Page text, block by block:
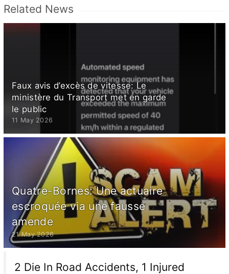
Related News
Faux avis d’excès de vitesse: Le
ministère du Transport met en garde
le public
11 May 2026
Quatre-Bornes: Une actuaire
escroquée via une fausse
amende
21 May 2026
2 Die In Road Accidents, 1 Injured